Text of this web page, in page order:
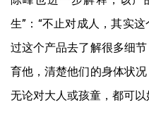
生”：“不止对成人，其实
过这个产品去了解很多细
育他，清楚他们的身体状
无论对大人或孩童，都可